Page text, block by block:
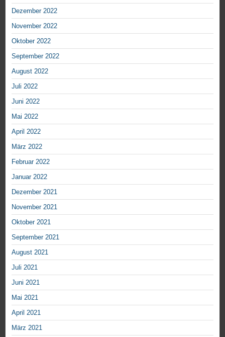
Dezember 2022
November 2022
Oktober 2022
September 2022
August 2022
Juli 2022
Juni 2022
Mai 2022
April 2022
März 2022
Februar 2022
Januar 2022
Dezember 2021
November 2021
Oktober 2021
September 2021
August 2021
Juli 2021
Juni 2021
Mai 2021
April 2021
März 2021